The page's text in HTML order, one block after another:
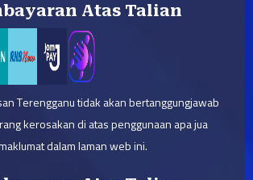
Atas Talian
Terengganu tidak akan bertanggungjawab
kerosakan di atas penggunaan apa jua
dalam laman web ini.